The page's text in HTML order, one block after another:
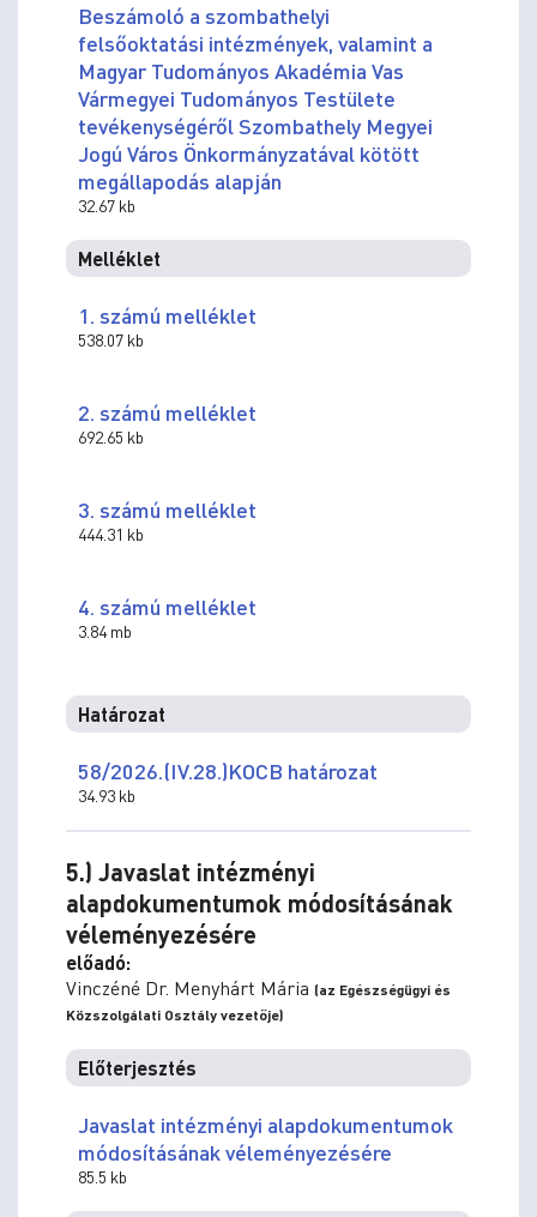
Beszámoló a szombathelyi
felsőoktatási intézmények, valamint a
Magyar Tudományos Akadémia Vas
Vármegyei Tudományos Testülete
tevékenységéről Szombathely Megyei
Jogú Város Önkormányzatával kötött
megállapodás alapján
32.67 kb
Melléklet
1. számú melléklet
538.07 kb
2. számú melléklet
692.65 kb
3. számú melléklet
444.31 kb
4. számú melléklet
3.84 mb
Határozat
58/2026.(IV.28.)KOCB határozat
34.93 kb
5.) Javaslat intézményi
alapdokumentumok módosításának
véleményezésére
előadó:
Vinczéné Dr. Menyhárt Mária (az Egészségügyi és
Közszolgálati Osztály vezetője)
Előterjesztés
Javaslat intézményi alapdokumentumok
módosításának véleményezésére
85.5 kb